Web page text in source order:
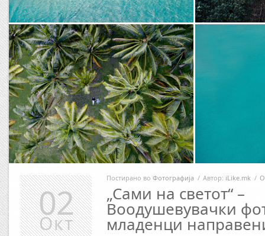
Постирано во Фотографија / Автор: iLike.mk /
„Сами на светот“ –
Воодушевувачки
младенци
02
Окт